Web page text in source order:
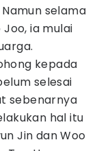
selama
ia mulai
kepada
selesai
sebenarnya
hal itu
Jin dan Woo